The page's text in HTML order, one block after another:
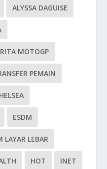
ALYSSA DAGUISE
MOTOGP
PEMAIN
ESDM
LAYAR LEBAR
HOT INET